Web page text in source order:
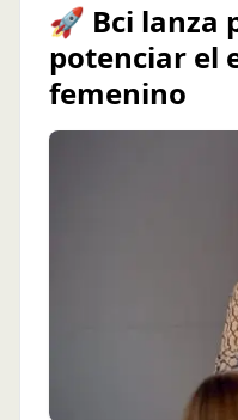
🚀 Bci lanza
potenciar el
femenino